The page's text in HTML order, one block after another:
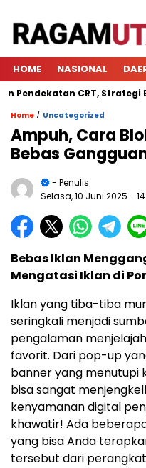
HOME NASIONAL
CRT, Strategi
Home / Uncategorized
Ampuh, Cara
Bebas
- Penulis
Selasa, 10 Juni 2025 -
Bebas Iklan
Mengatasi Iklan di
Iklan yang tiba-tiba
seringkali menjadi
pengalaman
favorit. Dari pop-up
banner yang menutupi
bisa sangat
kenyamanan digital
khawatir! Ada
yang bisa Anda
tersebut dari